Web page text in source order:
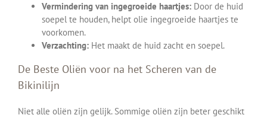
Vermindering van ingegroeide haartjes: Door de huid
soepel te houden, helpt olie ingegroeide haartjes te
voorkomen.
Verzachting: Het maakt de huid zacht en soepel.
De Beste Oliën voor na het Scheren van de
Bikinilijn
Niet alle oliën zijn gelijk. Sommige oliën zijn beter geschikt